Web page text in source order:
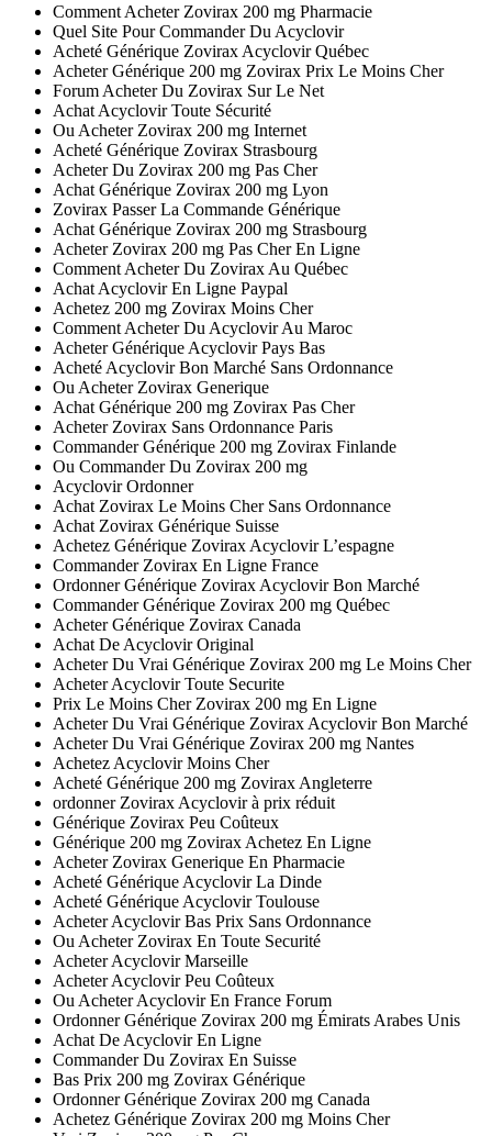
Comment Acheter Zovirax 200 mg Pharmacie
Quel Site Pour Commander Du Acyclovir
Acheté Générique Zovirax Acyclovir Québec
Acheter Générique 200 mg Zovirax Prix Le Moins Cher
Forum Acheter Du Zovirax Sur Le Net
Achat Acyclovir Toute Sécurité
Ou Acheter Zovirax 200 mg Internet
Acheté Générique Zovirax Strasbourg
Acheter Du Zovirax 200 mg Pas Cher
Achat Générique Zovirax 200 mg Lyon
Zovirax Passer La Commande Générique
Achat Générique Zovirax 200 mg Strasbourg
Acheter Zovirax 200 mg Pas Cher En Ligne
Comment Acheter Du Zovirax Au Québec
Achat Acyclovir En Ligne Paypal
Achetez 200 mg Zovirax Moins Cher
Comment Acheter Du Acyclovir Au Maroc
Acheter Générique Acyclovir Pays Bas
Acheté Acyclovir Bon Marché Sans Ordonnance
Ou Acheter Zovirax Generique
Achat Générique 200 mg Zovirax Pas Cher
Acheter Zovirax Sans Ordonnance Paris
Commander Générique 200 mg Zovirax Finlande
Ou Commander Du Zovirax 200 mg
Acyclovir Ordonner
Achat Zovirax Le Moins Cher Sans Ordonnance
Achat Zovirax Générique Suisse
Achetez Générique Zovirax Acyclovir L’espagne
Commander Zovirax En Ligne France
Ordonner Générique Zovirax Acyclovir Bon Marché
Commander Générique Zovirax 200 mg Québec
Acheter Générique Zovirax Canada
Achat De Acyclovir Original
Acheter Du Vrai Générique Zovirax 200 mg Le Moins Cher
Acheter Acyclovir Toute Securite
Prix Le Moins Cher Zovirax 200 mg En Ligne
Acheter Du Vrai Générique Zovirax Acyclovir Bon Marché
Acheter Du Vrai Générique Zovirax 200 mg Nantes
Achetez Acyclovir Moins Cher
Acheté Générique 200 mg Zovirax Angleterre
ordonner Zovirax Acyclovir à prix réduit
Générique Zovirax Peu Coûteux
Générique 200 mg Zovirax Achetez En Ligne
Acheter Zovirax Generique En Pharmacie
Acheté Générique Acyclovir La Dinde
Acheté Générique Acyclovir Toulouse
Acheter Acyclovir Bas Prix Sans Ordonnance
Ou Acheter Zovirax En Toute Securité
Acheter Acyclovir Marseille
Acheter Acyclovir Peu Coûteux
Ou Acheter Acyclovir En France Forum
Ordonner Générique Zovirax 200 mg Émirats Arabes Unis
Achat De Acyclovir En Ligne
Commander Du Zovirax En Suisse
Bas Prix 200 mg Zovirax Générique
Ordonner Générique Zovirax 200 mg Canada
Achetez Générique Zovirax 200 mg Moins Cher